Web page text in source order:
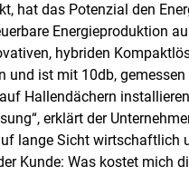
hat das Potenzial den
Energieproduktion
hybriden
ist mit 10db,
Hallendächern
erklärt der
lange Sicht
Kunde: Was kostet mich